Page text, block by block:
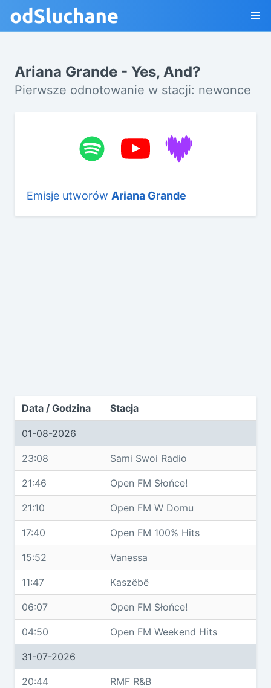
Ariana Grande - Yes, And?
Pierwsze odnotowanie w stacji: newonce
Emisje utworów Ariana Grande
Data / Godzina Stacja
01-08-2026
23:08 Sami Swoi Radio
21:46 Open FM Słońce!
21:10 Open FM W Domu
17:40 Open FM 100% Hits
15:52 Vanessa
11:47 Kaszëbë
06:07 Open FM Słońce!
04:50 Open FM Weekend Hits
31-07-2026
20:44 RMF R&B